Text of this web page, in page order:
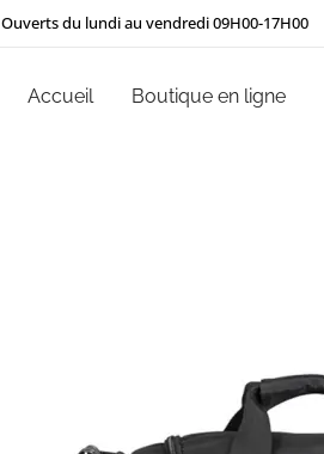
Ouverts du lundi au vendredi 09H00-17H00
Accueil Boutique en ligne